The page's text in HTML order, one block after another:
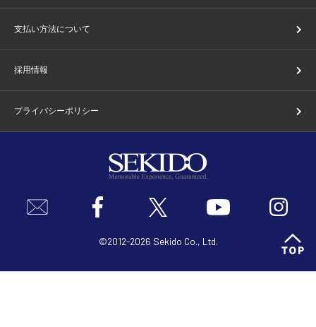
支払い方法について
採用情報
プライバシーポリシー
©2012-2026 Sekido Co., Ltd.